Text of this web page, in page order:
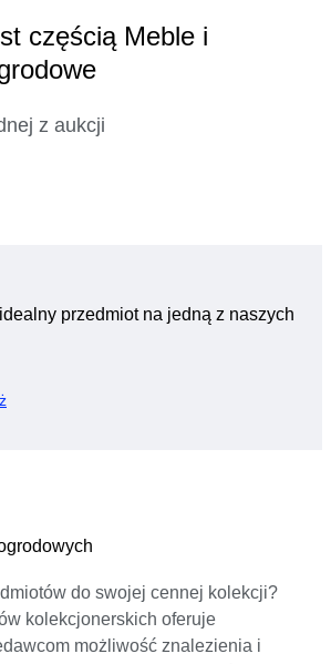
częścią Meble i
z aukcji
przedmiot na jedną z naszych
do swojej cennej kolekcji?
kolekcjonerskich oferuje
możliwość znalezienia i